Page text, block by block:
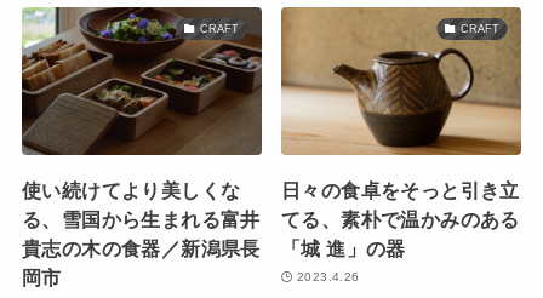
CRAFT
使い続けてより美しくな
る、雪国から生まれる富井
貴志の木の食器／新潟県長
岡市
CRAFT
日々の食卓をそっと引き立
てる、素朴で温かみのある
「城 進」の器
2023.4.26